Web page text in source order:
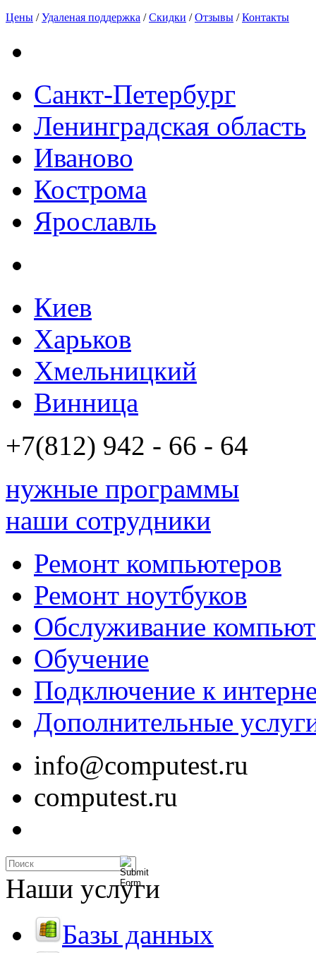
Цены /Удаленая поддержка /Скидки /Отзывы /Контакты
Санкт-Петербург
Ленинградская область
Иваново
Кострома
Ярославль
Киев
Харьков
Хмельницкий
Винница
+7(812) 942 - 66 - 64
нужные программы
наши сотрудники
Ремонт компьютеров
Ремонт ноутбуков
Обслуживание
Обучение
Подключение к
Дополнительные
info@computest.ru
computest.ru
Наши услуги
Базы данных